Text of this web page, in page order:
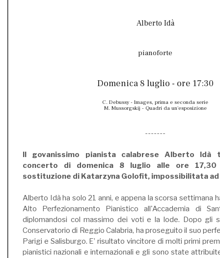
Alberto Idà
pianoforte
Domenica 8 luglio - ore 17:30
C. Debussy - Images, prima e seconda serie
M. Mussorgskij - Quadri da un'esposizione
-------
Il govanissimo pianista calabrese Alberto Idà
concerto di domenica 8 luglio alle ore
sostituzione di Katarzyna Golofit, impossibilitata
Alberto Idà ha solo 21 anni, e appena la scorsa settimana
Alto Perfezionamento Pianistico all'Accademia di
diplomandosi col massimo dei voti e la lode. Dopo gli
Conservatorio di Reggio Calabria, ha proseguito il suo
Parigi e Salisburgo. E’ risultato vincitore di molti primi
pianistici nazionali e internazionali e gli sono state